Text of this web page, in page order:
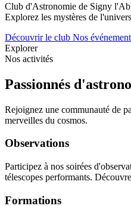
Club d'Astronomie de Signy
Explorez les mystères de
Découvrir le club Nos
Explorer
Nos activités
Passionnés
Rejoignez une communauté de
merveilles du cosmos.
Observations
Participez à nos soirées
télescopes performants.
Formations